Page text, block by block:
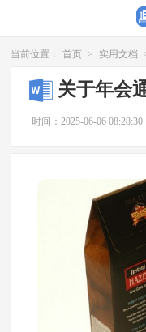
当前位置： 首页 > 实用文档
关于年会
时间：2025-06-06 08:28:30